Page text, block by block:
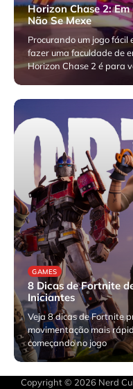
Horizon Chase 2:
Não Se Mexe
Procurando um jogo
fazer uma faculdade de
Horizon Chase 2 é para
setembro
GAMES
8 Dicas de Fortnite
Iniciantes
Veja 8 dicas de Fortnite
movimentação mais
começando no jogo
agosto 21,
Copyright © 2026 Nerd